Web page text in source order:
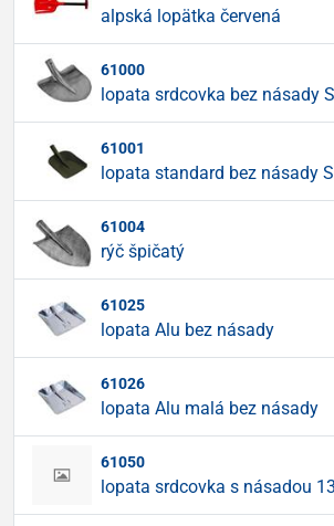
alpská lopätka červená
61000
lopata srdcovka bez násady
61001
lopata standard bez násady
61004
rýč špičatý
61025
lopata Alu bez násady
61026
lopata Alu malá bez násady
61050
lopata srdcovka s násadou